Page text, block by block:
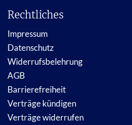
Rechtliches
Impressum
Datenschutz
Widerrufsbelehrung
AGB
Barrierefreiheit
Verträge kündigen
Verträge widerrufen